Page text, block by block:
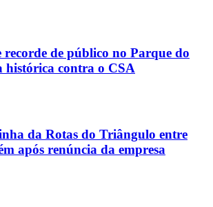
de público no Parque do
histórica contra o CSA
da Rotas do Triângulo entre
após renúncia da empresa